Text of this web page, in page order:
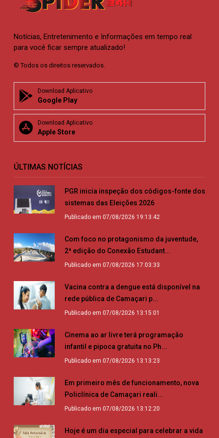
Notícias, Entretenimento e Informações em tempo real
para você ficar sempre atualizado!
© Todos os direitos reservados.
Download Aplicativo
Google Play
Download Aplicativo
Apple Store
ÚLTIMAS NOTÍCIAS
PGR inicia inspeção dos códigos-fonte dos
sistemas das Eleições 2026
Publicado em 07/08/2026 19:13:42
Com foco no protagonismo da juventude,
2ª edição do Conexão Estudant...
Publicado em 07/08/2026 17:03:33
Vacina contra a dengue está disponível na
rede pública de Camaçari p...
Publicado em 07/08/2026 13:15:01
Cinema ao ar livre terá programação
infantil e pipoca gratuita no Ph...
Publicado em 07/08/2026 13:13:23
Em primeiro mês de funcionamento, nova
Policlínica de Camaçari reali...
Publicado em 07/08/2026 13:12:20
Hoje é um dia especial para celebrar a vida